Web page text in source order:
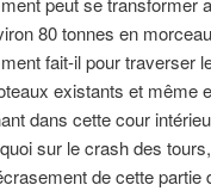
80 tonnes en
fait-il pour traverser
existants et même
dans cette cour
sur le crash des
de cette